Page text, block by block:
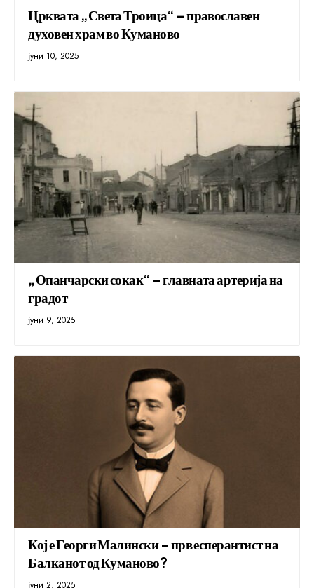
Црквата „Света Троица“ – православен
духовен храм во Куманово
јуни 10, 2025
„Опанчарски сокак“ – главната артерија на
градот
јуни 9, 2025
Кој е Георги Малински – прв есперантист на
Балканот од Куманово?
јуни 2, 2025